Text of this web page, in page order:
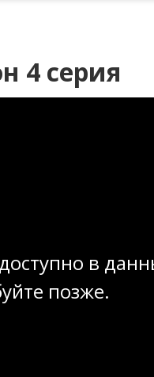
4 серия
в
позже.